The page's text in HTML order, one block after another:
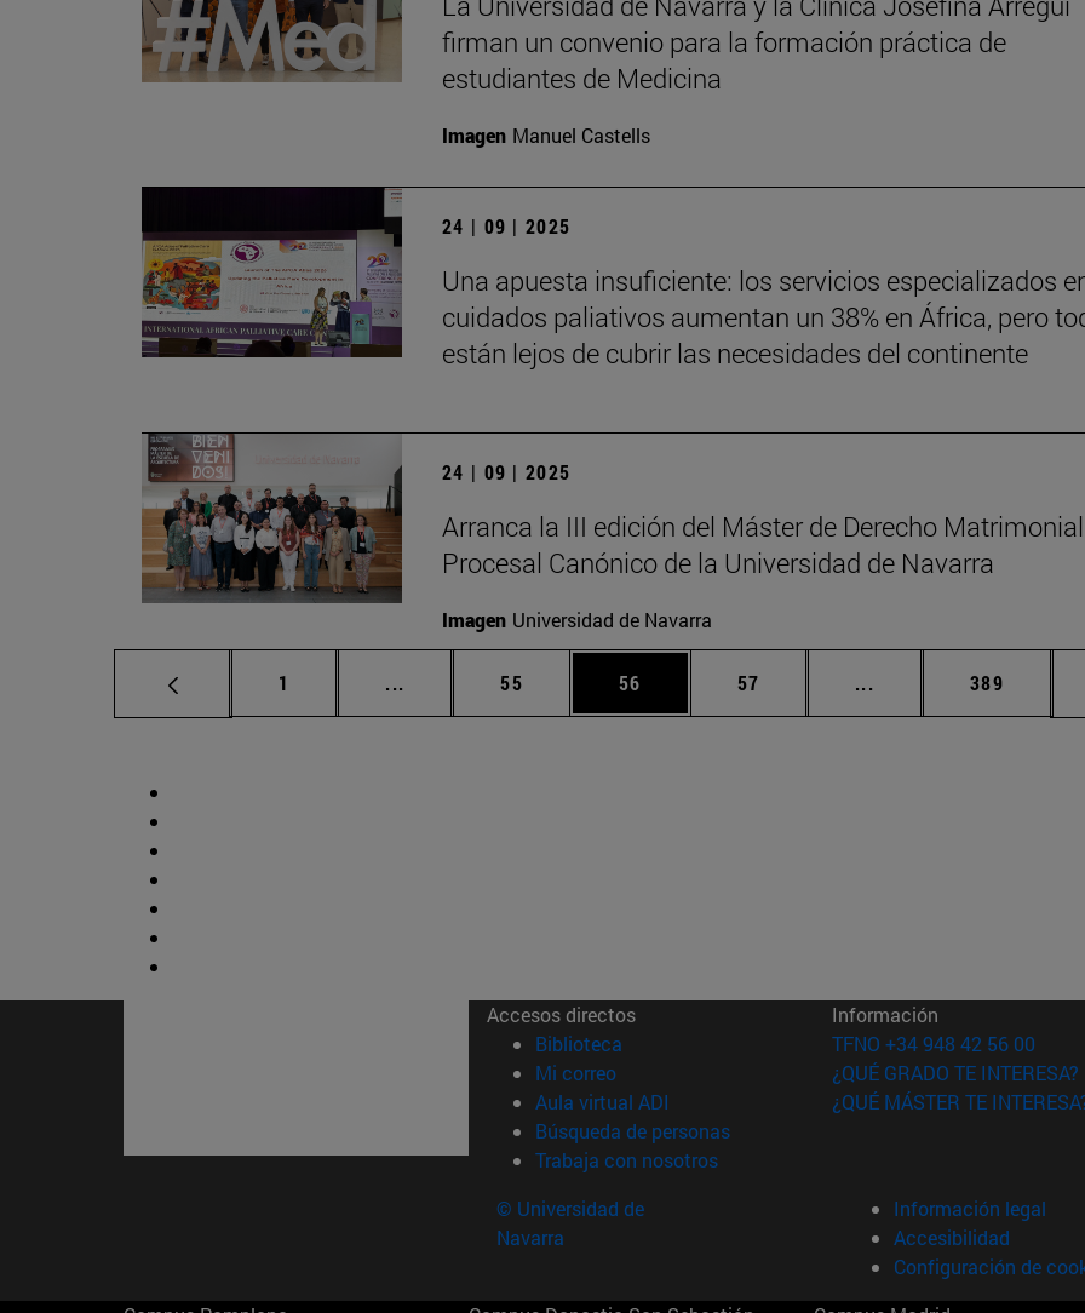
firman un convenio para la formación práctica de
estudiantes de Medicina
Imagen Manuel Castells
24 | 09 | 2025
Una apuesta insuficiente: los servicios especializados
cuidados paliativos aumentan un 38% en África, pero
están lejos de cubrir las necesidades del continente
24 | 09 | 2025
Arranca la III edición del Máster de Derecho
Procesal Canónico de la Universidad de Navarra
Imagen Universidad de Navarra
Página
1 ... Páginas intermedias Use TAB para desplazarse.
Página
55 Página
56 Página
57 ... Páginas intermedias
Página
389
Accesos directos
Biblioteca (abre en nueva ventana)
Mi correo(abre en nueva ventana)
Aula virtual ADI (abre en nueva ventana)
Búsqueda de personas(abre en nueva ventana)
Trabaja con nosotros(abre en nueva ventana)
Información
TFNO +34 948 42 56 00
¿QUÉ GRADO TE INTERESA?
¿QUÉ MÁSTER TE
© Universidad de
Navarra
Información legal
Accesibilidad
Configuración de